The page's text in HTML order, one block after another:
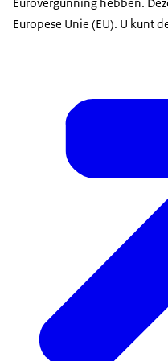
Eurovergunning hebben.
Europese Unie (EU). U kunt